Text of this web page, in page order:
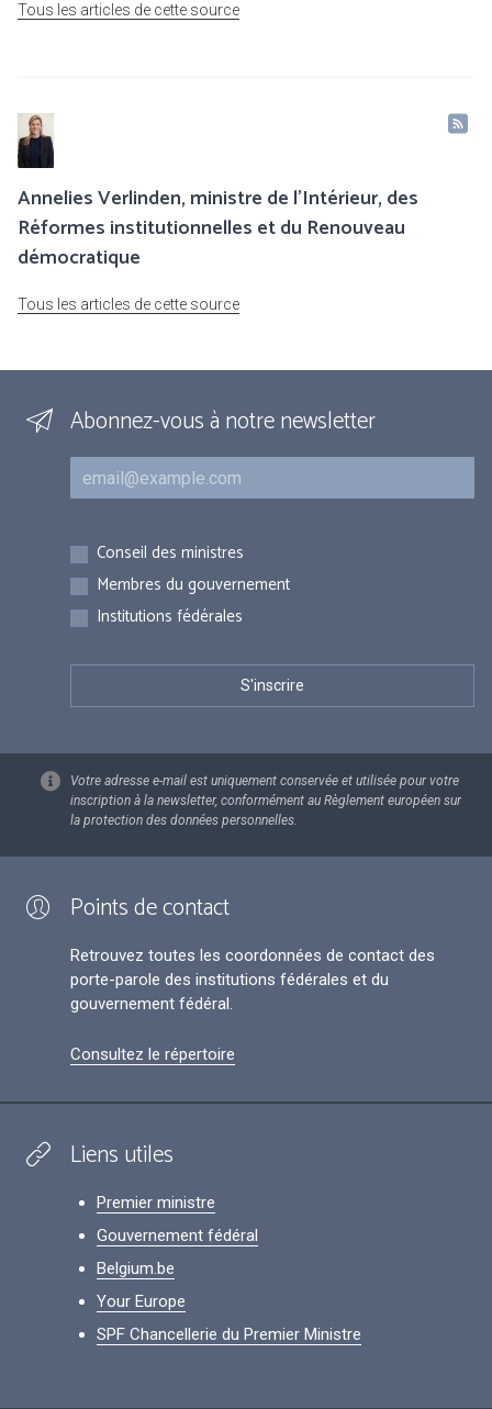
Tous les articles de cette source
Annelies Verlinden, ministre de l’Intérieur, des
Réformes institutionnelles et du Renouveau
démocratique
Tous les articles de cette source
Abonnez-vous à notre newsletter
Courriel
Inscriptions
Conseil des ministres
Membres du gouvernement
Institutions fédérales
Votre adresse e-mail est uniquement conservée et utilisée pour votre
inscription à la newsletter, conformément au Règlement européen sur
la protection des données personnelles.
Points de contact
Retrouvez toutes les coordonnées de contact des
porte-parole des institutions fédérales et du
gouvernement fédéral.
Consultez le répertoire
Liens utiles
Premier ministre
Gouvernement fédéral
Belgium.be
Your Europe
SPF Chancellerie du Premier Ministre